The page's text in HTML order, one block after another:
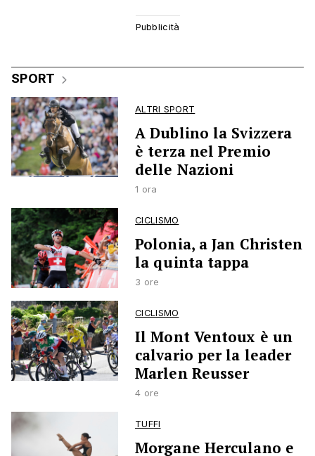
SPORT
ALTRI SPORT
A Dublino la Svizzera
è terza nel Premio
delle Nazioni
1 ora
CICLISMO
Polonia, a Jan Christen
la quinta tappa
3 ore
CICLISMO
Il Mont Ventoux è un
calvario per la leader
Marlen Reusser
4 ore
TUFFI
Morgane Herculano e